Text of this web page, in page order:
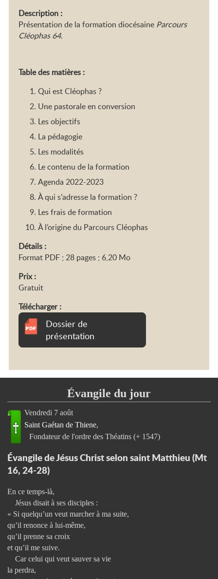
Description :
Présentation de la formation diocésaine Parcours
Cléophas 64.
Table des matières :
Qui est Cléophas ?
Une pastorale en conversion
Les objectifs
La pédagogie
Les modalités
Le contenu de la formation
Agenda 2022-2023
À qui s’adresse la formation ?
Les frais de formation
À l’origine du Parcours Cléophas
Détails :
Format PDF ; 28 pages ; 6,20 Mo
Prix :
Gratuit
Télécharger :
Dossier de
présentation
Évangile du jour
Vendredi 7 août
Saint Gaétan de Thiene
Fondateur de l'ordre des Théatins (+ 1547)
Évangile de Jésus Christ selon saint Matthieu (Mt
16, 24-28)
En ce temps-là,
Jésus disait à ses disciples :
« Si quelqu’un veut marcher à ma suite,
qu’il renonce à lui-même,
qu’il prenne sa croix
et qu’il me suive.
Car celui qui veut sauver sa vie
la perdra,